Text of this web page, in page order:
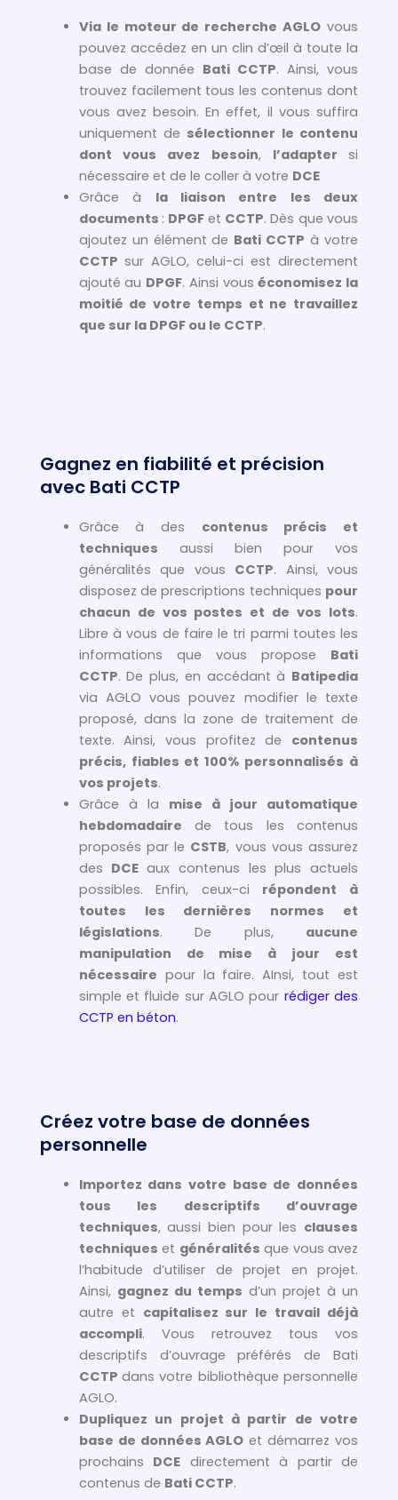
Via le moteur de recherche AGLO vous
pouvez accédez en un clin d’œil à toute la
base de donnée Bati CCTP. Ainsi, vous
trouvez facilement tous les contenus dont
vous avez besoin. En effet, il vous suffira
uniquement de sélectionner le contenu
dont vous avez besoin, l’adaptersi
nécessaire et de le coller à votre DCE
Grâce à la liaison entre les deux
documents : DPGF et CCTP. Dès que vous
ajoutez un élément de Bati CCTP à votre
CCTP sur AGLO, celui-ci est directement
ajouté au DPGF. Ainsi vouséconomisez la
moitié de votre temps et ne travaillez
que sur la DPGF ou le CCTP.
Gagnez en fiabilité et précision
avec Bati CCTP
Grâce à des contenus précis et
techniques aussi bien pour vos
généralités que vous CCTP. Ainsi, vous
disposez de prescriptions techniques pour
chacun de vos postes et de vos lots.
Libre à vous de faire le tri parmi toutes les
informations que vous propose Bati
CCTP. De plus, en accédant à Batipedia
via AGLO vous pouvez modifier le texte
proposé, dans la zone de traitement de
texte. Ainsi, vous profitez de contenus
précis, fiables et 100% personnalisés à
vos projets.
Grâce à la mise à jour automatique
hebdomadaire de tous les contenus
proposés par le CSTB, vous vous assurez
des DCEaux contenus les plus actuels
possibles. Enfin, ceux-ci répondent à
toutes les dernières normes et
législations. De plus, aucune
manipulation de mise à jour est
nécessaire pour la faire. AInsi, tout est
simple et fluide sur AGLO pour rédiger des
CCTP en béton.
Créez votre base de données
personnelle
Importez dans votre base de données
tous les descriptifs d’ouvrage
techniques, aussi bien pour les clauses
techniques et généralités que vous avez
l’habitude d’utiliser de projet en projet.
Ainsi, gagnez du temps d’un projet à un
autre et capitalisez sur le travail déjà
accompli. Vous retrouvez tous vos
descriptifs d’ouvrage préférés de Bati
CCTPdans votre bibliothèque personnelle
AGLO.
Dupliquez un projet à partir de votre
base de données AGLO et démarrez vos
prochains DCE directement à partir de
contenus de Bati CCTP.